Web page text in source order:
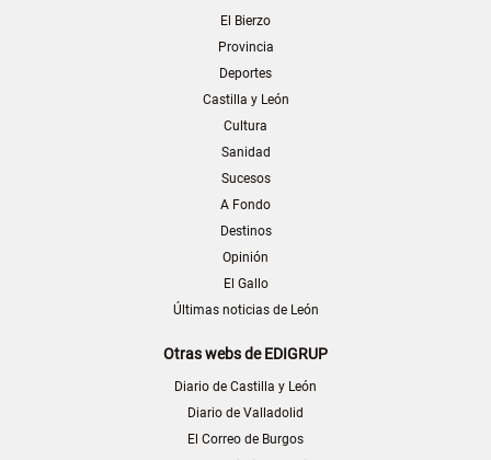
El Bierzo
Provincia
Deportes
Castilla y León
Cultura
Sanidad
Sucesos
A Fondo
Destinos
Opinión
El Gallo
Últimas noticias de León
Otras webs de EDIGRUP
Diario de Castilla y León
Diario de Valladolid
El Correo de Burgos